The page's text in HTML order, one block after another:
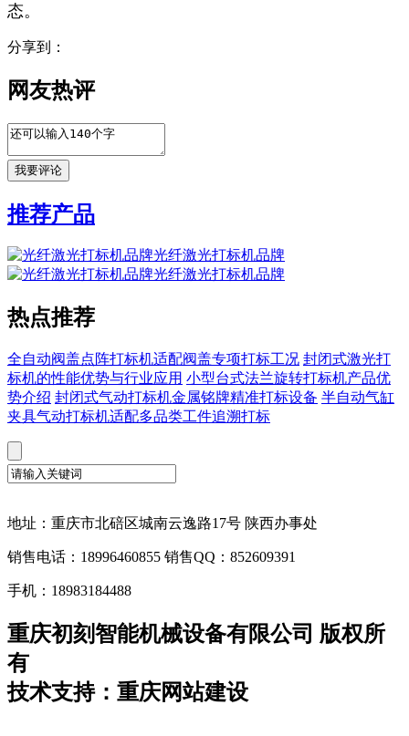
态。
分享到：
网友热评
推荐产品
光纤激光打标机品牌
光纤激光打标机品牌
热点推荐
全自动阀盖点阵打标机适配阀盖专项打标工况 封闭式激光打
标机的性能优势与行业应用 小型台式法兰旋转打标机产品优
势介绍 封闭式气动打标机金属铭牌精准打标设备 半自动气缸
夹具气动打标机适配多品类工件追溯打标
地址：重庆市北碚区城南云逸路17号 陕西办事处
销售电话：18996460855 销售QQ：852609391
手机：18983184488
重庆初刻智能机械设备有限公司 版权所
有
技术支持：重庆网站建设